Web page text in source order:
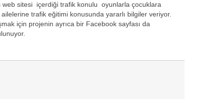
web sitesi içerdiği trafik konulu oyunlarla çocuklara
trafik eğitimi konusunda yararlı bilgiler veriyor.
için projenin ayrıca bir Facebook sayfası da